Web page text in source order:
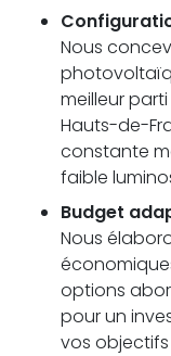
Nous
meilleur
Hauts-de-
constante
faible
Budget
Nous
options
pour un
vos